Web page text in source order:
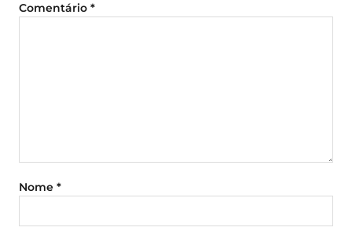
Comentário *
Nome *